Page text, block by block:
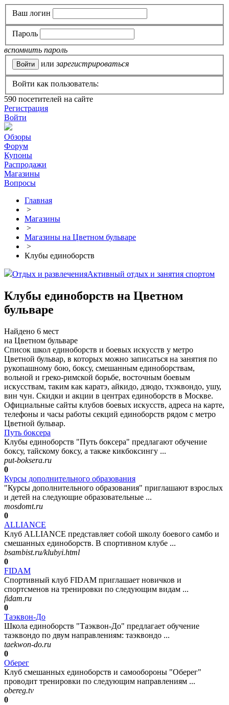
Ваш логин
Пароль
вспомнить пароль
или зарегистрироваться
Войти как пользователь:
590 посетителей на сайте
Регистрация
Войти
Обзоры
Форум
Купоны
Распродажи
Магазины
Вопросы
Главная
>
Магазины
>
Магазины на Цветном бульваре
>
Клубы единоборств
Отдых и развлеченияАктивный отдых и занятия спортом
Клубы единоборств на Цветном
бульваре
Найдено 6 мест
на Цветном бульваре
Список школ единоборств и боевых искусств у метро
Цветной бульвар, в которых можно записаться на занятия по
рукопашному бою, боксу, смешанным единоборствам,
вольной и греко-римской борьбе, восточным боевым
искусствам, таким как каратэ, айкидо, дзюдо, тхэквондо, ушу,
вин чун. Скидки и акции в центрах единоборств в Москве.
Официальные сайты клубов боевых искусств, адреса на карте,
телефоны и часы работы секций единоборств рядом с метро
Цветной бульвар.
Путь боксера
Клубы единоборств "Путь боксера" предлагают обучение
боксу, тайскому боксу, а также кикбоксингу ...
put-boksera.ru
0
Курсы дополнительного образования
"Курсы дополнительного образования" приглашают взрослых
и детей на следующие образовательные ...
mosdomt.ru
0
ALLIANCE
Клуб ALLIANCE представляет собой школу боевого самбо и
смешанных единоборств. В спортивном клубе ...
bsambist.ru/klubyi.html
0
FIDAM
Спортивный клуб FIDAM приглашает новичков и
спортсменов на тренировки по следующим видам ...
fidam.ru
0
Таэквон-До
Школа единоборств "Таэквон-До" предлагает обучение
таэквондо по двум направлениям: таэквондо ...
taekwon-do.ru
0
Оберег
Клуб смешанных единоборств и самообороны "Оберег"
проводит тренировки по следующим направлениям ...
obereg.tv
0